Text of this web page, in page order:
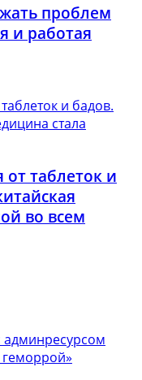
проблем
и работая
таблеток и
во всем